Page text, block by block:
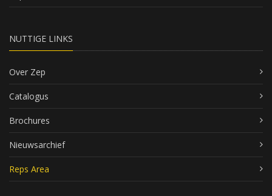
NUTTIGE LINKS
Over Zep
Catalogus
Brochures
Nieuwsarchief
Reps Area